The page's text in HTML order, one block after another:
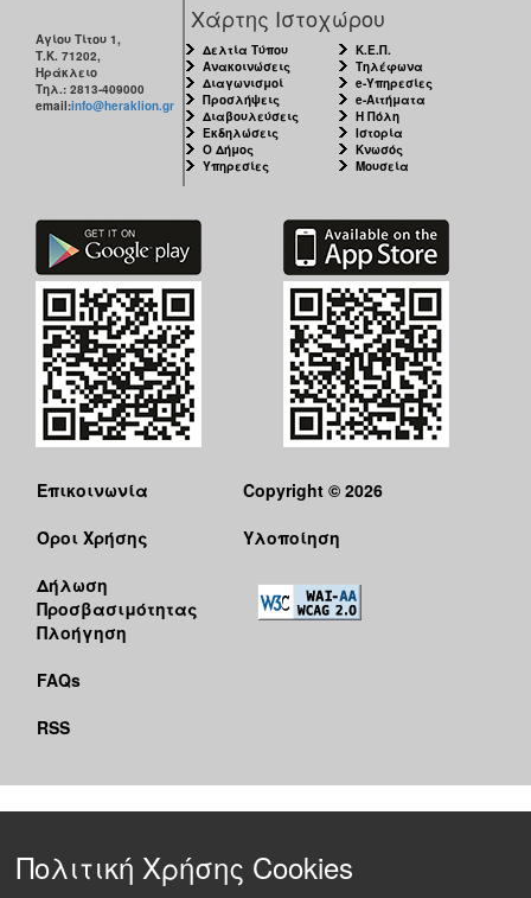
Αγίου Τίτου 1,
Τ.Κ. 71202,
Ηράκλειο
Τηλ.: 2813-409000
email:info@heraklion.gr
Χάρτης Ιστοχώρου
Δελτία Τύπου
Ανακοινώσεις
Διαγωνισμοί
Προσλήψεις
Διαβουλεύσεις
Εκδηλώσεις
Ο Δήμος
Υπηρεσίες
Κ.Ε.Π.
Τηλέφωνα
e-Υπηρεσίες
e-Αιτήματα
Η Πόλη
Ιστορία
Κνωσός
Μουσεία
Επικοινωνία
Όροι Χρήσης
Δήλωση
Προσβασιμότητας
Πλοήγηση
FAQs
RSS
Copyright © 2026
Υλοποίηση
Πολιτική Χρήσης Cookies